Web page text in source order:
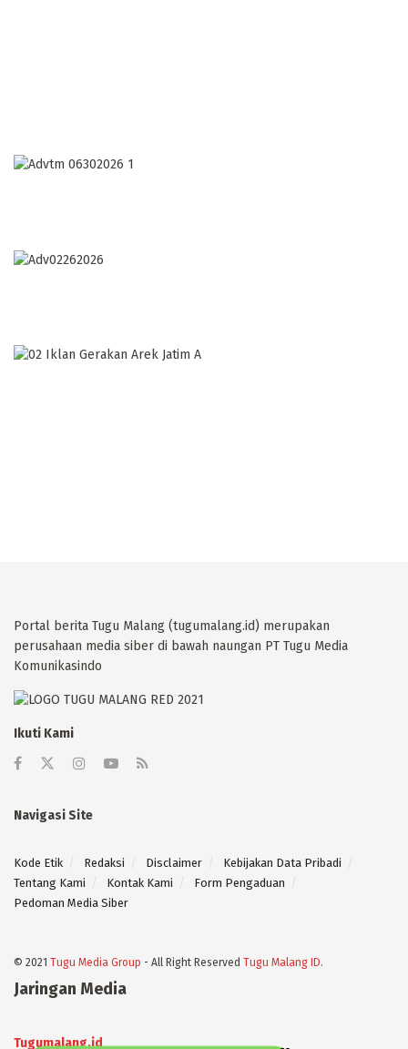
Portal berita Tugu Malang (tugumalang.id) merupakan
perusahaan media siber di bawah naungan PT Tugu Media
Komunikasindo
Ikuti Kami
Navigasi Site
Kode Etik Redaksi Disclaimer
Kebijakan Data Pribadi
Tentang Kami
Kontak Kami
Form Pengaduan
Pedoman Media Siber
© 2021 Tugu Media Group - All Right Reserved Tugu Malang ID.
Jaringan Media
Tugumalang.id